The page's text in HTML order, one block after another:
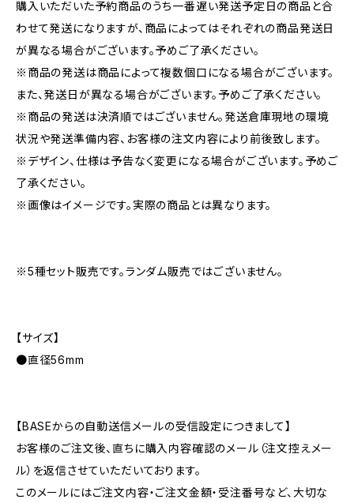
購入いただいた予約商品のうち一番遅い発送予定日の商品と合
わせて発送になりますが、商品によってはそれぞれの商品発送日
が異なる場合がございます。予めご了承ください。
※商品の発送は商品によって複数個口になる場合がございます。
また、発送日が異なる場合がございます。予めご了承ください。
※商品の発送は決済順ではございません。発送倉庫現地の環境
状況や発送準備内容、お客様の注文内容により前後致します。
※デザイン、仕様は予告なく変更になる場合がございます。予めご
了承ください。
※画像はイメージです。実際の商品とは異なります。
※5種セット販売です。ランダム販売ではございません。
【サイズ】
●直径56mm
【BASEからの自動送信メールの受信設定につきまして】
お客様のご注文後、直ちに購入内容確認のメール（注文控えメー
ル）を返信させていただいております。
このメールにはご注文内容・ご注文金額・受注番号など、大切な